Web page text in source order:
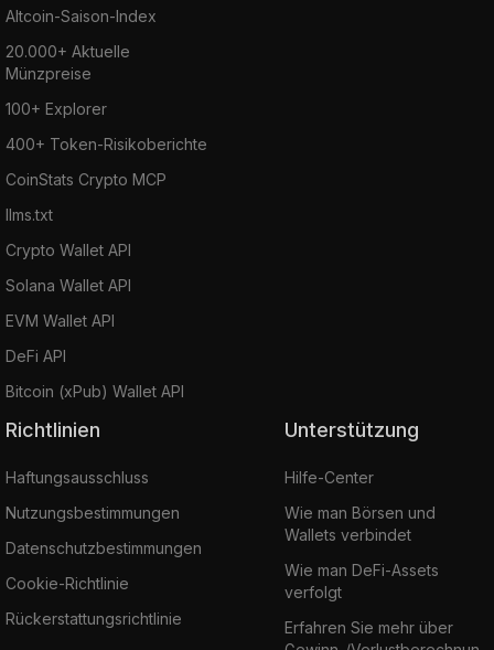
Altcoin-Saison-Index
20.000+ Aktuelle
Münzpreise
100+ Explorer
400+ Token-Risikoberichte
CoinStats Crypto MCP
llms.txt
Crypto Wallet API
Solana Wallet API
EVM Wallet API
DeFi API
Bitcoin (xPub) Wallet API
Richtlinien
Haftungsausschluss
Nutzungsbestimmungen
Datenschutzbestimmungen
Cookie-Richtlinie
Rückerstattungsrichtlinie
Unterstützung
Hilfe-Center
Wie man Börsen und
Wallets verbindet
Wie man DeFi-Assets
verfolgt
Erfahren Sie mehr über